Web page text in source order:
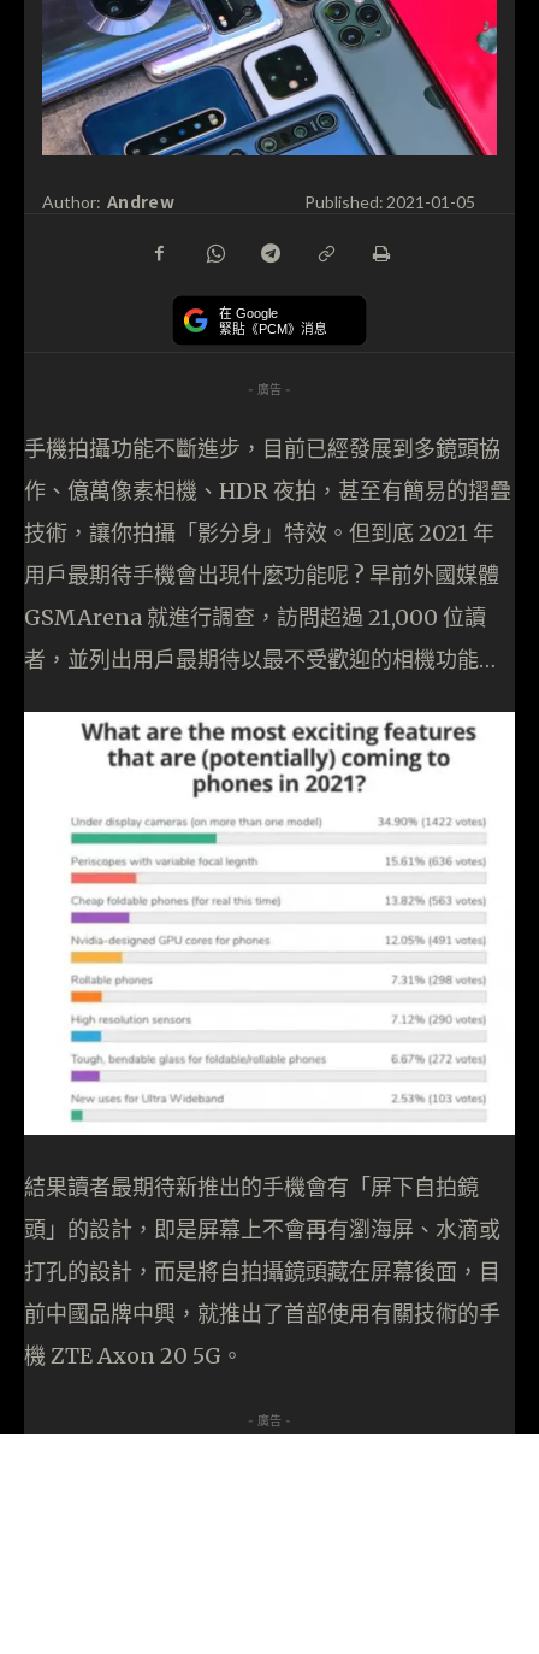
Author: Andrew Published: 2021-01-05
在 Google
緊貼《PCM》消息
- 廣告 -
手機拍攝功能不斷進步，目前已經發展到多鏡頭協
作、億萬像素相機、HDR 夜拍，甚至有簡易的摺疊
技術，讓你拍攝「影分身」特效。但到底 2021 年
用戶最期待手機會出現什麼功能呢 ? 早前外國媒體
GSMArena 就進行調查，訪問超過 21,000 位讀
者，並列出用戶最期待以最不受歡迎的相機功能…
結果讀者最期待新推出的手機會有「屏下自拍鏡
頭」的設計，即是屏幕上不會再有瀏海屏、水滴或
打孔的設計，而是將自拍攝鏡頭藏在屏幕後面，目
前中國品牌中興，就推出了首部使用有關技術的手
機 ZTE Axon 20 5G。
- 廣告 -